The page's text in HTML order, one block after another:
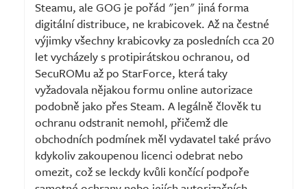
Steamu, ale GOG je pořád "jen" jiná forma
digitální distribuce, ne krabicovek. Až na čestné
výjimky všechny krabicovky za posledních cca 20
let vycházely s protipirátskou ochranou, od
SecuROMu až po StarForce, která taky
vyžadovala nějakou formu online autorizace
podobně jako přes Steam. A legálně člověk tu
ochranu odstranit nemohl, přičemž dle
obchodních podmínek měl vydavatel také právo
kdykoliv zakoupenou licenci odebrat nebo
omezit, což se leckdy kvůli končící podpoře